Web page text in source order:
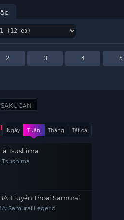
2 3 4 5
SAKUGAN
Ngày Tuần Tháng Tất cả
Tsushima
Tsushima
Huyền Thoại Samurai
Samurai Legend